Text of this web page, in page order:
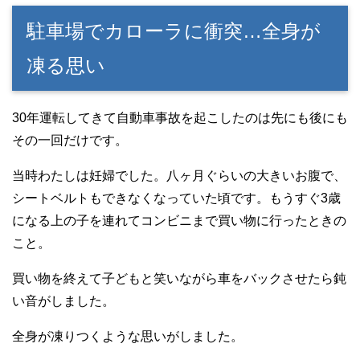
駐車場でカローラに衝突…全身が
凍る思い
30年運転してきて自動車事故を起こしたのは先にも後にも
その一回だけです。
当時わたしは妊婦でした。八ヶ月ぐらいの大きいお腹で、
シートベルトもできなくなっていた頃です。もうすぐ3歳
になる上の子を連れてコンビニまで買い物に行ったときの
こと。
買い物を終えて子どもと笑いながら車をバックさせたら鈍
い音がしました。
全身が凍りつくような思いがしました。